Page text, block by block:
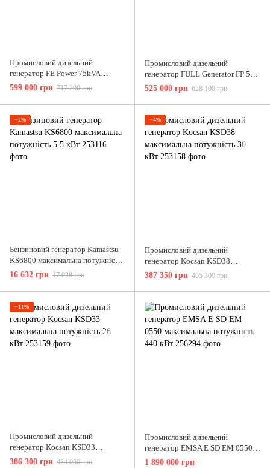
Промисловий дизельний
генератор FE Power 75kVA
максимальна потужність 58 кВт
599 000 грн 717 200 грн
Промисловий дизельний
генератор FULL Generator FP 50
максимальна потужність 40 кВт
525 000 грн 628 100 грн
−2%
Бензиновий генератор Kamastsu
KS6800 максимальна потужність
5.5 кВт
16 632 грн 17 028 грн
−4%
Промисловий дизельний
генератор Kocsan KSD38
максимальна потужність 30 кВт
387 350 грн 405 300 грн
−11%
Промисловий дизельний
генератор Kocsan KSD33
максимальна потужність 26 кВт
386 300 грн 434 060 грн
Промисловий дизельний
генератор EMSA E SD EM 0550
максимальна потужність 440 кВт
1 890 000 грн